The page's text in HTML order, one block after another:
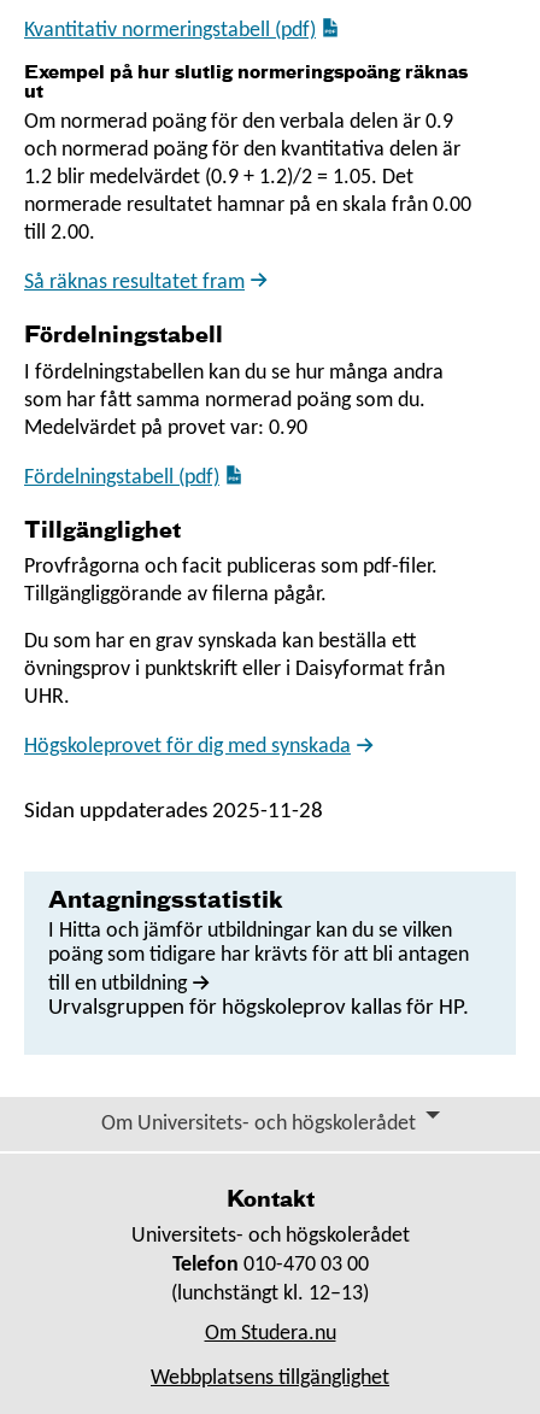
Kvantitativ normeringstabell (pdf)
Exempel på hur slutlig normeringspoäng räknas
ut
Om normerad poäng för den verbala delen är 0.9
och normerad poäng för den kvantitativa delen är
1.2 blir medelvärdet (0.9 + 1.2)/2 = 1.05. Det
normerade resultatet hamnar på en skala från 0.00
till 2.00.
Så räknas resultatet fram
Fördelningstabell
I fördelningstabellen kan du se hur många andra
som har fått samma normerad poäng som du.
Medelvärdet på provet var: 0.90
Fördelningstabell (pdf)
Tillgänglighet
Provfrågorna och facit publiceras som pdf-filer.
Tillgängliggörande av filerna pågår.
Du som har en grav synskada kan beställa ett
övningsprov i punktskrift eller i Daisyformat från
UHR.
Högskoleprovet för dig med synskada
Sidan uppdaterades 2025-11-28
Antagningsstatistik
I Hitta och jämför utbildningar kan du se vilken
poäng som tidigare har krävts för att bli antagen
till en utbildning
Urvalsgruppen för högskoleprov kallas för HP.
Om Universitets- och högskolerådet
Kontakt
Universitets- och högskolerådet
Telefon 010-470 03 00
(lunchstängt kl. 12–13)
Om Studera.nu
Webbplatsens tillgänglighet